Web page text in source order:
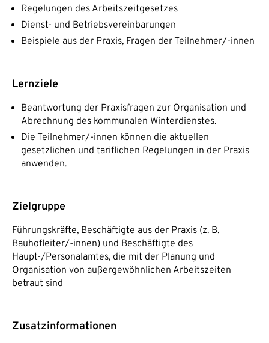
Regelungen des Arbeitszeitgesetzes
Dienst- und Betriebsvereinbarungen
Beispiele aus der Praxis, Fragen der Teilnehmer/-innen
Lernziele
Beantwortung der Praxisfragen zur Organisation und
Abrechnung des kommunalen Winterdienstes.
Die Teilnehmer/-innen können die aktuellen
gesetzlichen und tariflichen Regelungen in der Praxis
anwenden.
Zielgruppe
Führungskräfte, Beschäftigte aus der Praxis (z. B.
Bauhofleiter/-innen) und Beschäftigte des
Haupt-/Personalamtes, die mit der Planung und
Organisation von außergewöhnlichen Arbeitszeiten
betraut sind
Zusatzinformationen